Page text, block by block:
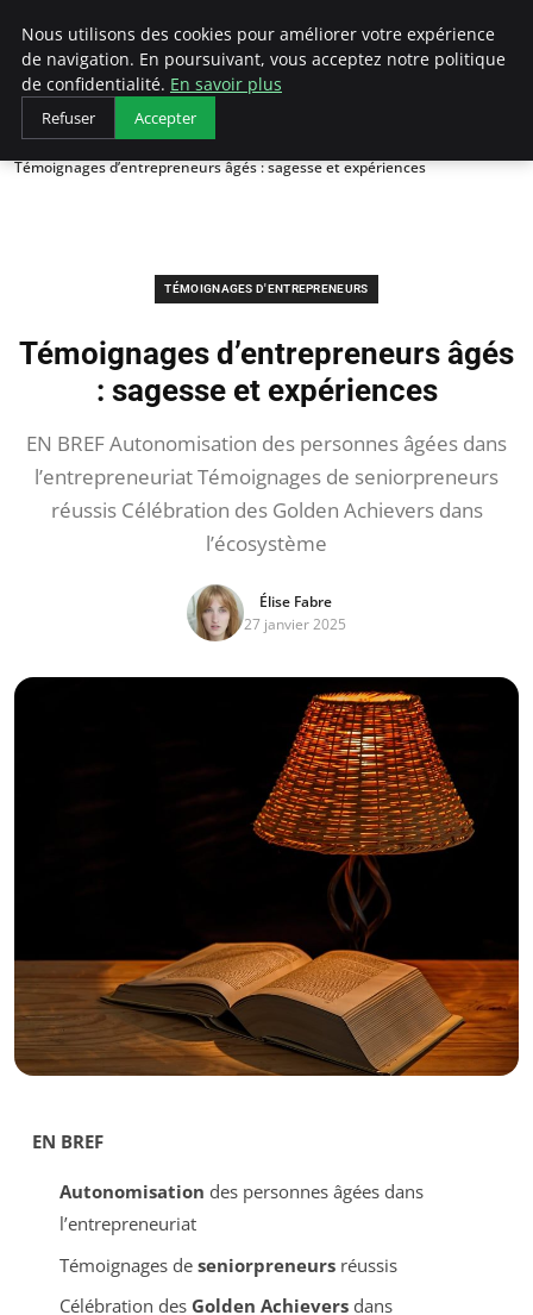
LECFCM
Accueil
Témoignages d'entrepreneurs
Témoignages d’entrepreneurs âgés : sagesse et expériences
TÉMOIGNAGES D'ENTREPRENEURS
Témoignages d’entrepreneurs âgés
: sagesse et expériences
EN BREF Autonomisation des personnes âgées dans
l’entrepreneuriat Témoignages de seniorpreneurs
réussis Célébration des Golden Achievers dans
l’écosystème
Élise Fabre
27 janvier 2025
EN BREF
Autonomisation des personnes âgées dans
l’entrepreneuriat
Témoignages de seniorpreneursréussis
Célébration des Golden Achieversdans
Nous utilisons des cookies pour améliorer votre expérience
de navigation. En poursuivant, vous acceptez notre politique
de confidentialité. En savoir plus
Refuser Accepter